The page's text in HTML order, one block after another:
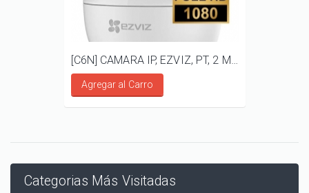
[C6N] CAMARA IP, EZVIZ, PT, 2 MP, AUDIO BIDIRECCIONAL
Agregar al Carro
Categorias Más Visitadas